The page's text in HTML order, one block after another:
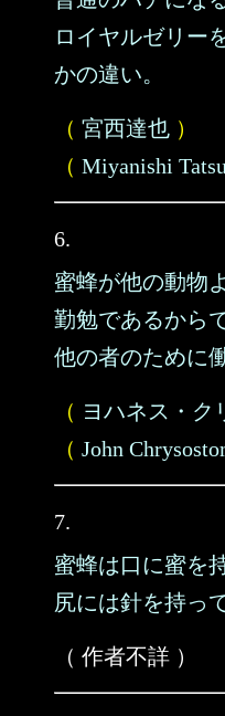
ロイヤルゼリー
かの違い。
（ 宮西達也 ）
（ Miyanishi
6.
蜜蜂が他の動物
勤勉であるから
他の者のために
（ ヨハネス・ク
（ John
7.
蜜蜂は口に蜜を
尻には針を持っ
（ 作者不詳 ）